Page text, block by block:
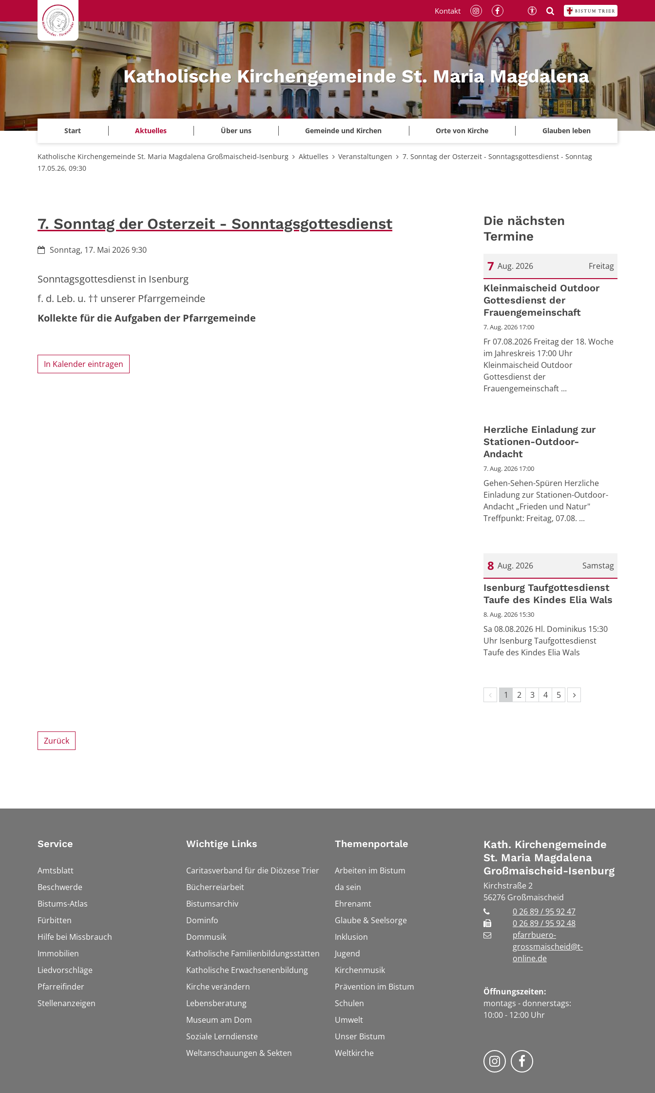
Zum Inhalt springen
Katholische Kirchengemeinde St. Maria Magdalena
Start Aktuelles Über uns Gemeinde und Kirchen Orte von Kirche Glauben leben
Kontakt
Katholische Kirchengemeinde St. Maria Magdalena Großmaischeid-Isenburg Aktuelles Veranstaltungen
7. Sonntag der Osterzeit - Sonntagsgottesdienst - Sonntag
17.05.26, 09:30
7. Sonntag der Osterzeit - Sonntagsgottesdienst
Datum:Sonntag, 17. Mai 2026 9:30
Sonntagsgottesdienst in Isenburg
f. d. Leb. u. †† unserer Pfarrgemeinde
Kollekte für die Aufgaben der Pfarrgemeinde
In Kalender eintragen
Die nächsten
Termine
Freitag
7 Aug. 2026
Datum: 7. August 2026
Kleinmaischeid Outdoor
Gottesdienst der
Frauengemeinschaft
7. Aug. 2026 17:00
Fr 07.08.2026 Freitag der 18. Woche
im Jahreskreis 17:00 Uhr
Kleinmaischeid Outdoor
Gottesdienst der
Frauengemeinschaft ...
Herzliche Einladung zur
Stationen-Outdoor-
Andacht
7. Aug. 2026 17:00
Gehen-Sehen-Spüren Herzliche
Einladung zur Stationen-Outdoor-
Andacht „Frieden und Natur"
Treffpunkt: Freitag, 07.08. ...
Samstag
8 Aug. 2026
Datum: 8. August 2026
Isenburg Taufgottesdienst
Taufe des Kindes Elia Wals
8. Aug. 2026 15:30
Sa 08.08.2026 Hl. Dominikus 15:30
Uhr Isenburg Taufgottesdienst
Taufe des Kindes Elia Wals
Vorherige Seite
1 2 3 4 5 Nächste Seite
Zurück
Service
Amtsblatt
Beschwerde
Bistums-Atlas
Fürbitten
Hilfe bei Missbrauch
Immobilien
Liedvorschläge
Pfarreifinder
Stellenanzeigen
Wichtige Links
Caritasverband für die Diözese Trier
Bücherreiarbeit
Bistumsarchiv
Dominfo
Dommusik
Katholische Familienbildungsstätten
Katholische Erwachsenenbildung
Kirche verändern
Lebensberatung
Museum am Dom
Soziale Lerndienste
Weltanschauungen & Sekten
Themenportale
Arbeiten im Bistum
da sein
Ehrenamt
Glaube & Seelsorge
Inklusion
Jugend
Kirchenmusik
Prävention im Bistum
Schulen
Umwelt
Unser Bistum
Weltkirche
Kath. Kirchengemeinde
St. Maria Magdalena
Großmaischeid-Isenburg
Kirchstraße 2
56276 Großmaischeid
0 26 89 / 95 92 47
0 26 89 / 95 92 48
pfarrbuero-
grossmaischeid@t-
online.de
Öffnungszeiten:
montags - donnerstags:
10:00 - 12:00 Uhr
Folge uns auf Instragram
Fogle uns auf Facebook